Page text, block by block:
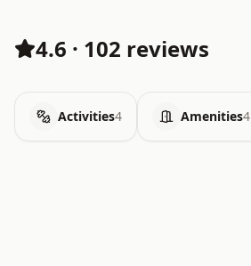
4.6 · 102 reviews
Activities4 Amenities4